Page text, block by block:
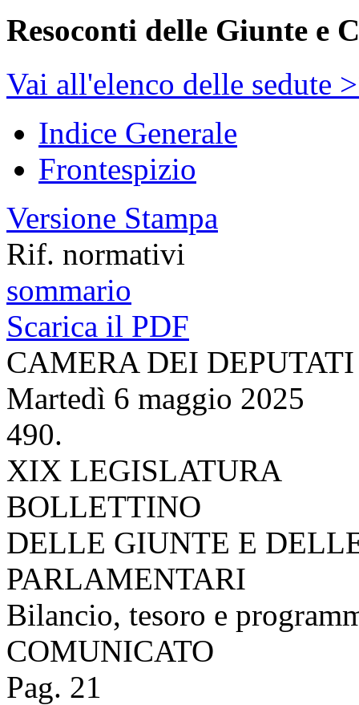
Resoconti delle Giunte e
Vai all'elenco delle sedute
Indice Generale
Frontespizio
Versione Stampa
Rif. normativi
sommario
Scarica il PDF
CAMERA DEI DEPUTATI
Martedì 6 maggio 2025
490.
XIX LEGISLATURA
BOLLETTINO
DELLE GIUNTE E
PARLAMENTARI
Bilancio, tesoro e
COMUNICATO
Pag. 21